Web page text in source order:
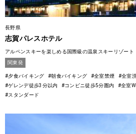
長野県
志賀パレスホテル
アルペンスキーを楽しめる国際級の温泉スキーリゾート
関東発
#夕食バイキング #朝食バイキング #全室禁煙
#全室
#ゲレンデ徒歩3分以内
#コンビニ徒歩5分圏内 #全室
#スタンダード